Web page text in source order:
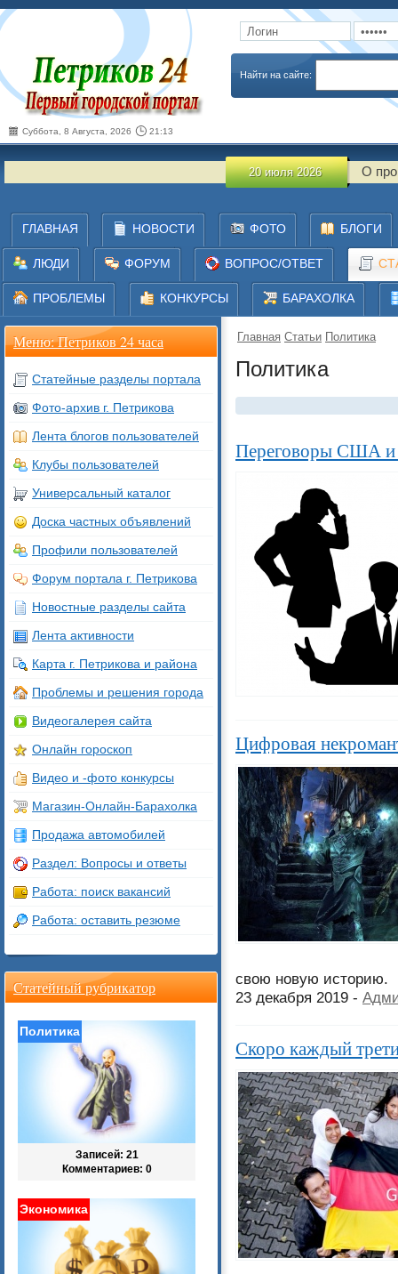
Запомнить Забыли
Найти на сайте:
Суббота, 8 Августа, 2026 21:13
О проведении
ГЛАВНАЯ НОВОСТИ ФОТО БЛОГИ
ЛЮДИ ФОРУМ ВОПРОС/ОТВЕТ
ПРОБЛЕМЫ КОНКУРСЫ БАРАХОЛКА
Главная Статьи Политика
Политика
Переговоры США и
Цифровая
свою новую историю.
23 декабря 2019 -
Скоро каждый
Меню: Петриков 24 часа
Статейные разделы портала
Фото-архив г. Петрикова
Лента блогов пользователей
Клубы пользователей
Универсальный каталог
Доска частных объявлений
Профили пользователей
Форум портала г. Петрикова
Новостные разделы сайта
Лента активности
Карта г. Петрикова и района
Проблемы и решения города
Видеогалерея сайта
Онлайн гороскоп
Видео и -фото конкурсы
Магазин-Онлайн-Барахолка
Продажа автомобилей
Раздел: Вопросы и ответы
Работа: поиск вакансий
Работа: оставить резюме
Статейный рубрикатор
Политика
Записей: 21
Комментариев: 0
Экономика